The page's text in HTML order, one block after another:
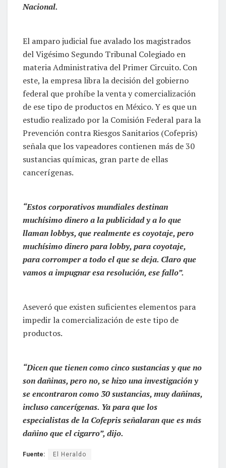
Nacional.
El amparo judicial fue avalado los magistrados
del Vigésimo Segundo Tribunal Colegiado en
materia Administrativa del Primer Circuito. Con
este, la empresa libra la decisión del gobierno
federal que prohíbe la venta y comercialización
de ese tipo de productos en México. Y es que un
estudio realizado por la Comisión Federal para la
Prevención contra Riesgos Sanitarios (Cofepris)
señala que los vapeadores contienen más de 30
sustancias químicas, gran parte de ellas
cancerígenas.
“Estos corporativos mundiales destinan
muchísimo dinero a la publicidad y a lo que
llaman lobbys, que realmente es coyotaje, pero
muchísimo dinero para lobby, para coyotaje,
para corromper a todo el que se deja. Claro que
vamos a impugnar esa resolución, ese fallo”.
Aseveró que existen suficientes elementos para
impedir la comercialización de este tipo de
productos.
“Dicen que tienen como cinco sustancias y que no
son dañinas, pero no, se hizo una investigación y
se encontraron como 30 sustancias, muy dañinas,
incluso cancerígenas. Ya para que los
especialistas de la Cofepris señalaran que es más
dañino que el cigarro”, dijo.
Fuente: El Heraldo